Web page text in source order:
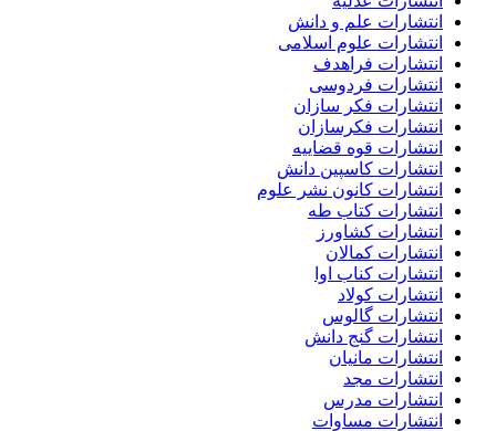
انتشارات علم و دانش
انتشارات علوم اسلامی
انتشارات فراهدف
انتشارات فردوسی
انتشارات فکر سازان
انتشارات فکرسازان
انتشارات قوه قضاییه
انتشارات کاسپین دانش
انتشارات کانون نشر علوم
انتشارات کتاب طه
انتشارات کشاورز
انتشارات کمالان
انتشارات کناب اوا
انتشارات کولاد
انتشارات گالوس
انتشارات گنج دانش
انتشارات مانیان
انتشارات مجد
انتشارات مدرس
انتشارات مساوات